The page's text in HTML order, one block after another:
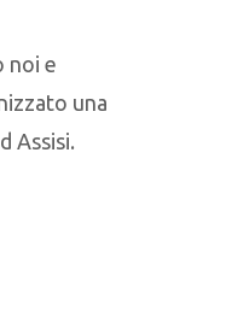
noi e
una
Assisi.